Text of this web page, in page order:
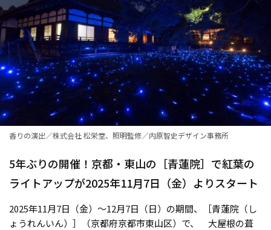
香りの演出／株式会社 松栄堂、照明監修／内原智史デザイン事務所
5年ぶりの開催！京都・東山の［青蓮院］で紅葉の
ライトアップが2025年11月7日（金）よりスタート
2025年11月7日（金）〜12月7日（日）の期間、［青蓮院（し
ょうれんいん）］（京都府京都市東山区）で、 大屋根の葺